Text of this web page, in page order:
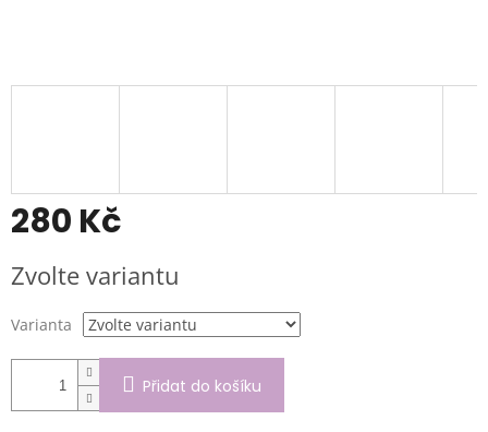
280 Kč
cena:
Zvolte variantu
Varianta
Přidat do košíku